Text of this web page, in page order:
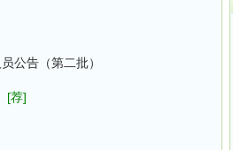
公告（第二批）
[荐]